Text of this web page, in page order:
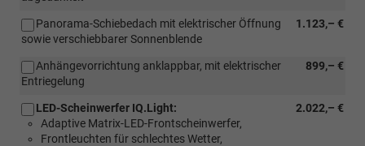
1.123,– €
Panorama-Schiebedach mit elektrischer Öffnung
sowie verschiebbarer Sonnenblende
899,– €
Anhängevorrichtung anklappbar, mit elektrischer
Entriegelung
2.022,– €
LED-Scheinwerfer IQ.Light:
Adaptive Matrix-LED-Frontscheinwerfer,
Frontleuchten für schlechtes Wetter,